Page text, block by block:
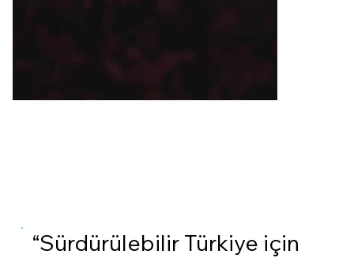
“Sürdürülebilir Türkiye için